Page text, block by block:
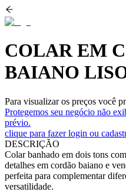
COLAR EM
BAIANO
Para visualizar os preços você
Protegemos seu negócio não
prévio.
clique para fazer login ou
DESCRIÇÃO
Colar banhado em dois tons
detalhes em cordão baiano e
perfeita para complementar
versatilidade.